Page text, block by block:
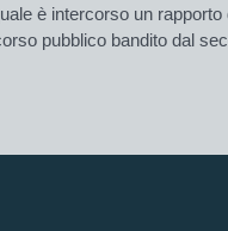
è intercorso un
pubblico bandito dal